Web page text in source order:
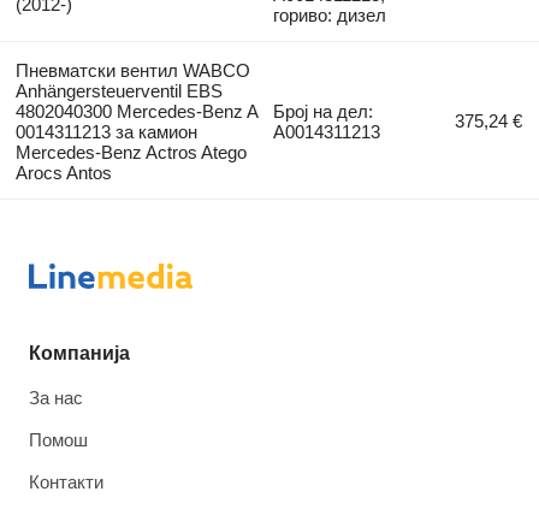
(2012-)
гориво: дизел
Пневматски вентил WABCO
Anhängersteuerventil EBS
4802040300 Mercedes-Benz A
0014311213 за камион
Mercedes-Benz Actros Atego
Arocs Antos
Број на дел:
A0014311213
375,24 €
Компанија
За нас
Помош
Контакти